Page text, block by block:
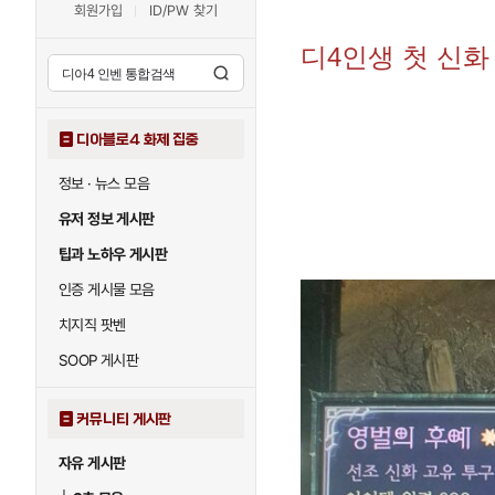
회원가입 ID/PW 찾기
디아블로4 화제 집중
정보 · 뉴스 모음
유저 정보 게시판
팁과 노하우 게시판
인증 게시물 모음
치지직 팟벤
SOOP 게시판
커뮤니티 게시판
자유 게시판
디4인생 첫 신